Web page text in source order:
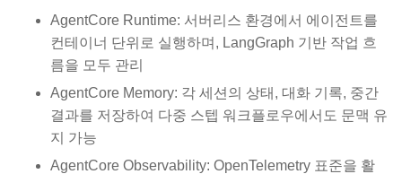
AgentCore Runtime: 서버리스 환경에서 에이전트를
컨테이너 단위로 실행하며, LangGraph 기반 작업 흐
름을 모두 관리
AgentCore Memory: 각 세션의 상태, 대화 기록, 중간
결과를 저장하여 다중 스텝 워크플로우에서도 문맥 유
지 가능
AgentCore Observability: OpenTelemetry 표준을 활